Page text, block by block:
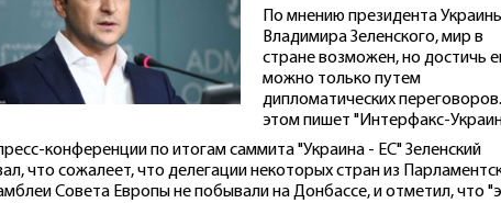
По мнению президента
Владимира Зеленского, мир в
стране возможен, но достичь
можно только путем
дипломатических
этом пишет "Интерфакс-
конференции по итогам саммита "Украина - ЕС" Зеленский
что сожалеет, что делегации некоторых стран из
Совета Европы не побывали на Донбассе, и отметил, что